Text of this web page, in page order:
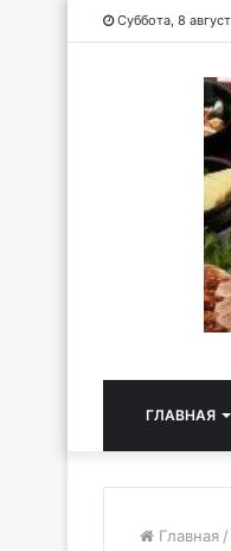
Суббота, 8
ГЛАВНАЯ
Главная /